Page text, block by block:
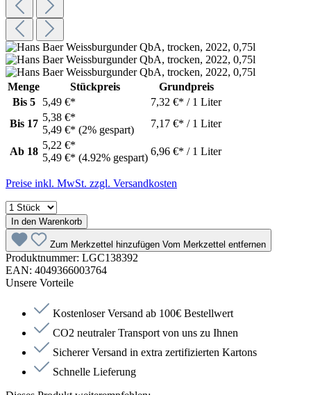
Menge Stückpreis
Grundpreis
Bis 5 5,49 €*
7,32 €* / 1 Liter
Bis 17
5,38 €*
5,49 €* (2% gespart)
7,17 €* / 1 Liter
Ab 18
5,22 €*
5,49 €* (4.92% gespart)
6,96 €* / 1 Liter
Preise inkl. MwSt. zzgl. Versandkosten
In den Warenkorb
Zum Merkzettel hinzufügen Vom Merkzettel entfernen
Produktnummer: LGC138392
EAN: 4049366003764
Unsere Vorteile
Kostenloser Versand ab 100€ Bestellwert
CO2 neutraler Transport von uns zu Ihnen
Sicherer Versand in extra zertifizierten Kartons
Schnelle Lieferung